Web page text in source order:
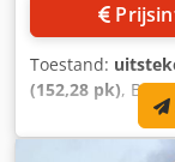
Toestand:
(152,28 pk),
Bouwjaar: 2022